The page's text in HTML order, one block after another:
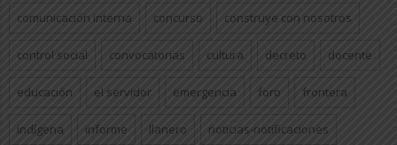
comunicación interna concurso construye con nosotros
control social convocatorias cultura decreto docente
educación el servidor emergencia foro frontera
indígena informe llanero noticias-notificaciones